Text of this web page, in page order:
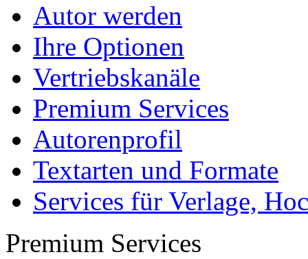
Autor werden
Ihre Optionen
Vertriebskanäle
Premium Services
Autorenprofil
Textarten und Formate
Services für Verlage,
Premium Services